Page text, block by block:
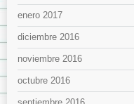
enero 2017
diciembre 2016
noviembre 2016
octubre 2016